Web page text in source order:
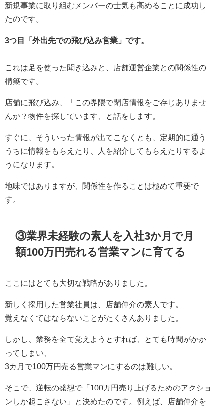
新規事業に取り組むメンバーの士気も高めることに成功し
たのです。
3つ目「外出先での飛び込み営業」です。
これは足を使った聞き込みと、店舗運営企業との関係性の
構築です。
店舗に飛び込み、「この界隈で閉店情報をご存じありませ
んか？物件を探しています、と話をします。
すぐに、そういった情報が出てこなくとも、定期的に通う
うちに情報をもらえたり、人を紹介してもらえたりするよ
うになります。
地味ではありますが、関係性を作ることは極めて重要で
す。
③業界未経験の素人を入社3か月で月
額100万円売れる営業マンに育てる
ここにはとても大切な戦略がありました。
新しく採用した営業社員は、店舗仲介の素人です。
覚えなくてはならないことがたくさんありました。
しかし、業務を全て覚えようとすれば、とても時間がかか
ってしまい、
3カ月で100万円売る営業マンにするのは難しい。
そこで、逆転の発想で「100万円売り上げるためのアクショ
ンしか起こさない」と決めたのです。例えば、店舗仲介を